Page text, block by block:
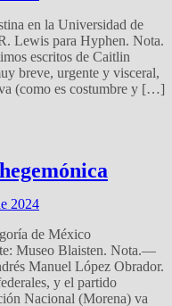
en la Universidad de
Lewis para Hyphen. Nota.
escritos de Caitlin
breve, urgente y visceral,
(como es costumbre y […]
2024
de México
Museo Blaisten. Nota.—
Manuel López Obrador.
y el partido
Nacional (Morena) va